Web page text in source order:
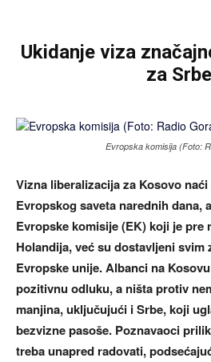
Ukidanje viza
za Srbe
Evropska komisija (Foto:
Vizna liberalizacija za Kosovo
Evropskog saveta narednih dana,
Evropske komisije (EK) koji je pre
Holandija, već su dostavljeni svim
Evropske unije. Albanci na
pozitivnu odluku, a ništa protiv
manjina, uključujući i Srbe, koji
bezvizne pasoše. Poznavaoci
treba unapred radovati,